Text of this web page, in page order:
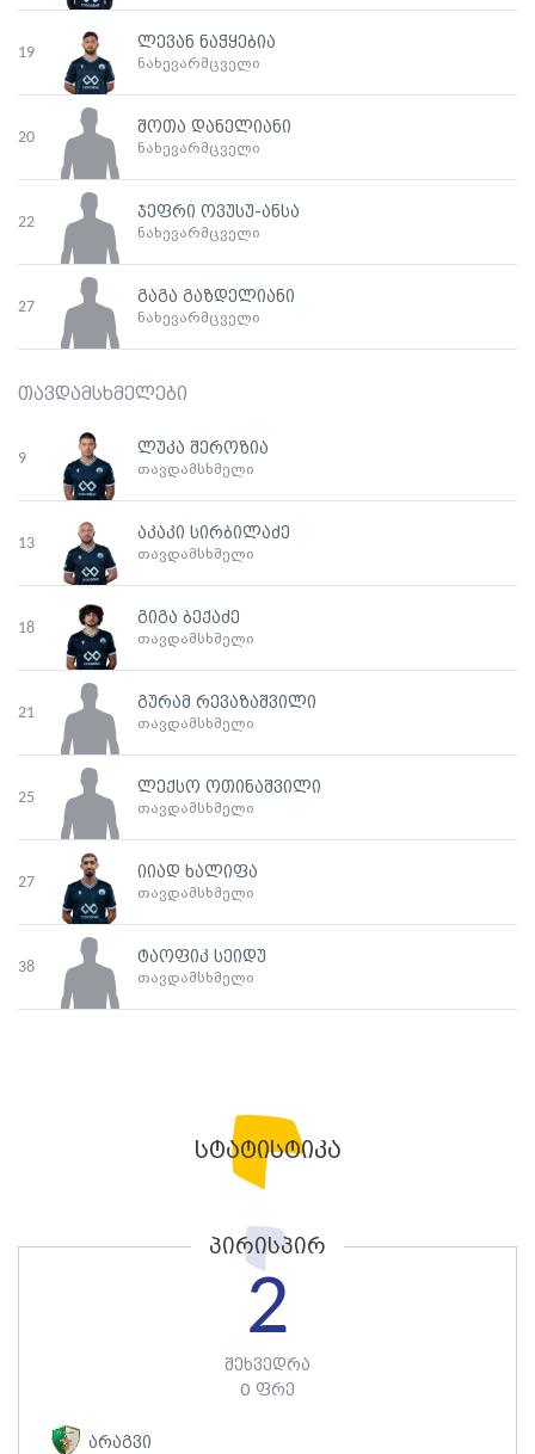
19
ლევან ნაჭყებია
ნახევარმცველი
20
შოთა დანელიანი
ნახევარმცველი
22
ჯეფრი ოვუსუ-ანსა
ნახევარმცველი
27
გაგა გაზდელიანი
ნახევარმცველი
თავდამსხმელები
9
ლუკა შეროზია
თავდამსხმელი
13
აკაკი სირბილაძე
თავდამსხმელი
18
გიგა ბექაძე
თავდამსხმელი
21
გურამ რევაზაშვილი
თავდამსხმელი
25
ლექსო ოთინაშვილი
თავდამსხმელი
27
იიად ხალიფა
თავდამსხმელი
38
ტაოფიკ სეიდუ
თავდამსხმელი
სტატისტიკა
პირისპირ
არაგვი
2
შეხვედრა
0 ფრე